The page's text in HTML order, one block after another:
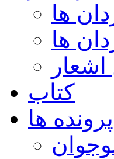
ها
ها
کتاب
پرونده ها